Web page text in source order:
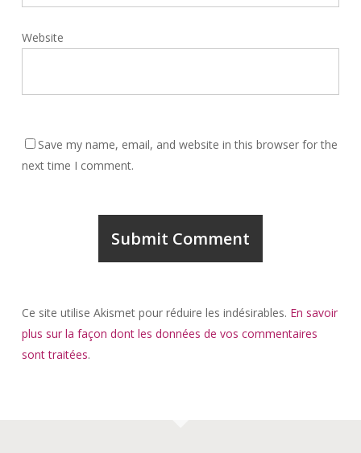
Website
Save my name, email, and website in this browser for the
next time I comment.
Ce site utilise Akismet pour réduire les indésirables. En savoir
plus sur la façon dont les données de vos commentaires
sont traitées.